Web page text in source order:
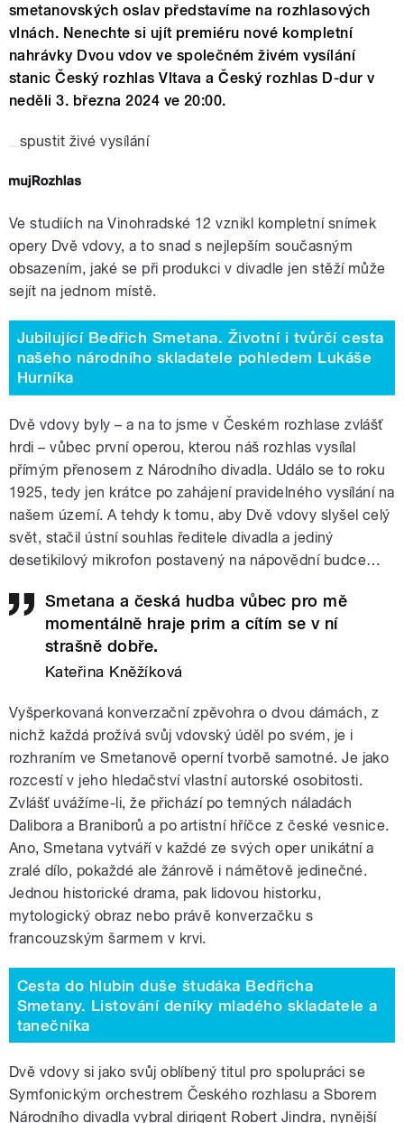
smetanovských oslav představíme na rozhlasových
vlnách. Nenechte si ujít premiéru nové kompletní
nahrávky Dvou vdov ve společném živém vysílání
stanic Český rozhlas Vltava a Český rozhlas D-dur v
neděli 3. března 2024 ve 20:00.
spustit živé vysílání
Ve studiích na Vinohradské 12 vznikl kompletní snímek
opery Dvě vdovy, a to snad s nejlepším současným
obsazením, jaké se při produkci v divadle jen stěží může
sejít na jednom místě.
Jubilující Bedřich Smetana. Životní i tvůrčí cesta
našeho národního skladatele pohledem Lukáše
Hurníka
Dvě vdovy byly – a na to jsme v Českém rozhlase zvlášť
hrdi – vůbec první operou, kterou náš rozhlas vysílal
přímým přenosem z Národního divadla. Událo se to roku
1925, tedy jen krátce po zahájení pravidelného vysílání na
našem území. A tehdy k tomu, aby Dvě vdovy slyšel celý
svět, stačil ústní souhlas ředitele divadla a jediný
desetikilový mikrofon postavený na nápovědní budce…
Smetana a česká hudba vůbec pro mě
momentálně hraje prim a cítím se v ní
strašně dobře.
Kateřina Kněžíková
Vyšperkovaná konverzační zpěvohra o dvou dámách, z
nichž každá prožívá svůj vdovský úděl po svém, je i
rozhraním ve Smetanově operní tvorbě samotné. Je jako
rozcestí v jeho hledačství vlastní autorské osobitosti.
Zvlášť uvážíme-li, že přichází po temných náladách
Dalibora a Braniborů a po artistní hříčce z české vesnice.
Ano, Smetana vytváří v každé ze svých oper unikátní a
zralé dílo, pokaždé ale žánrově i námětově jedinečné.
Jednou historické drama, pak lidovou historku,
mytologický obraz nebo právě konverzačku s
francouzským šarmem v krvi.
Cesta do hlubin duše študáka Bedřicha
Smetany. Listování deníky mladého skladatele a
tanečníka
Dvě vdovy si jako svůj oblíbený titul pro spolupráci se
Symfonickým orchestrem Českého rozhlasu a Sborem
Národního divadla vybral dirigent Robert Jindra, nynější